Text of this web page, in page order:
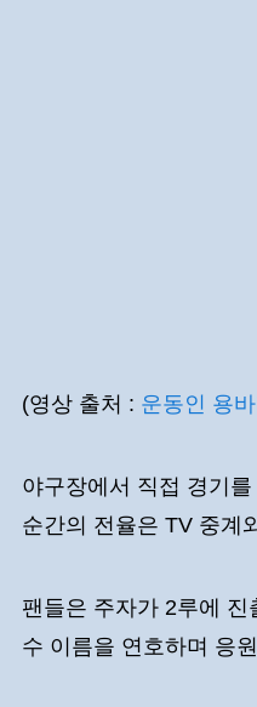
(영상 출처 : 운동인 용바
야구장에서 직접 경기
순간의 전율은 TV 중계
팬들은 주자가 2루에 진
수 이름을 연호하며 응